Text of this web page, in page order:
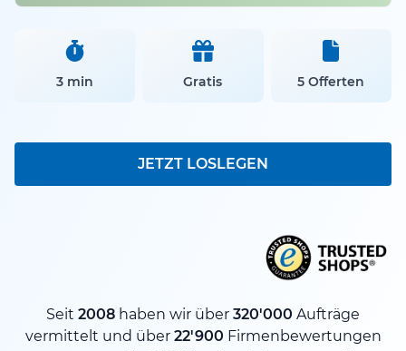
3 min Gratis 5 Offerten
JETZT LOSLEGEN
Seit 2008 haben wir über 320'000 Aufträge
vermittelt und über 22'900 Firmenbewertungen